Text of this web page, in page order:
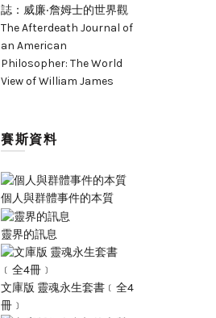
誌：威廉‧詹姆士的世界觀
The Afterdeath Journal of
an American
Philosopher: The World
View of William James
賽斯資料
個人與群體事件的本質
靈界的訊息
文庫版 靈魂永生套書﹝全4
冊﹞